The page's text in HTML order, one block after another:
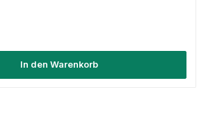
In den Warenkorb